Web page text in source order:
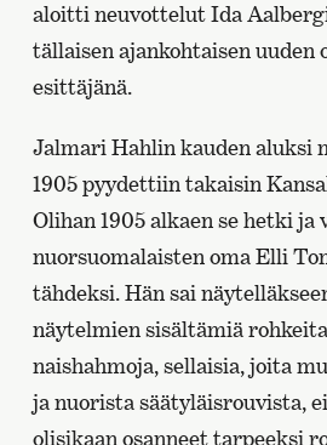
aloitti neuvottelut Ida
tällaisen ajankohtaisen uuden
esittäjänä.
Jalmari Hahlin kauden aluksi
1905 pyydettiin takaisin
Olihan 1905 alkaen se hetki ja
nuorsuomalaisten oma Elli
tähdeksi. Hän sai
näytelmien sisältämiä
naishahmoja, sellaisia, joita
ja nuorista säätyläisrouvista,
olisikaan osanneet tarpeeksi